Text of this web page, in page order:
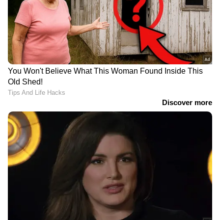
തുളസി, റോജി എം ജോൺ എന്നിങ്ങനെയാണ്
നിലവിലെ ധാരണ.
DOWNLOAD APP
Kerala
Newsഅറിയാൻ എപ്പോഴും ഏഷ്യാനെറ്റ്
ന്യൂസ് വാർത്തകൾ. Malayalam News
തത്സമയ അപ്‌ഡേറ്റുകളും ആഴത്തിലുള്ള
വിശകലനവും സമഗ്രമായ റിപ്പോർട്ടിംഗും —
എല്ലാം ഒരൊറ്റ സ്ഥലത്ത്. ഏത് സമയത്തും,
എവിടെയും വിശ്വസനീയമായ വാർത്തകൾ
Asianet News Malayalam